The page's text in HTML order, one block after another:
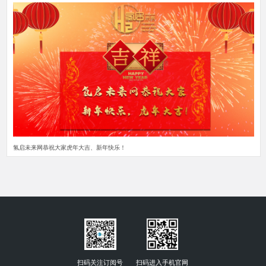
氢启未来网恭祝大家虎年大吉、新年快乐！
扫码关注订阅号 扫码进入手机官网